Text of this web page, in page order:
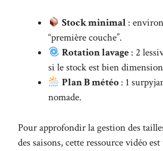
Stock minimal :
“première couche”.
Rotation lavage: 2
si le stock est bien
Plan B météo: 1
nomade.
Pour approfondir la gestion des
des saisons, cette ressource vidéo